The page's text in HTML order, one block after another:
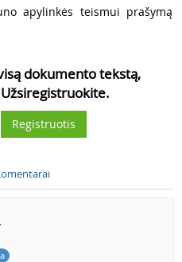
apylinkės teismui prašymą
dokumento tekstą,
Registruotis